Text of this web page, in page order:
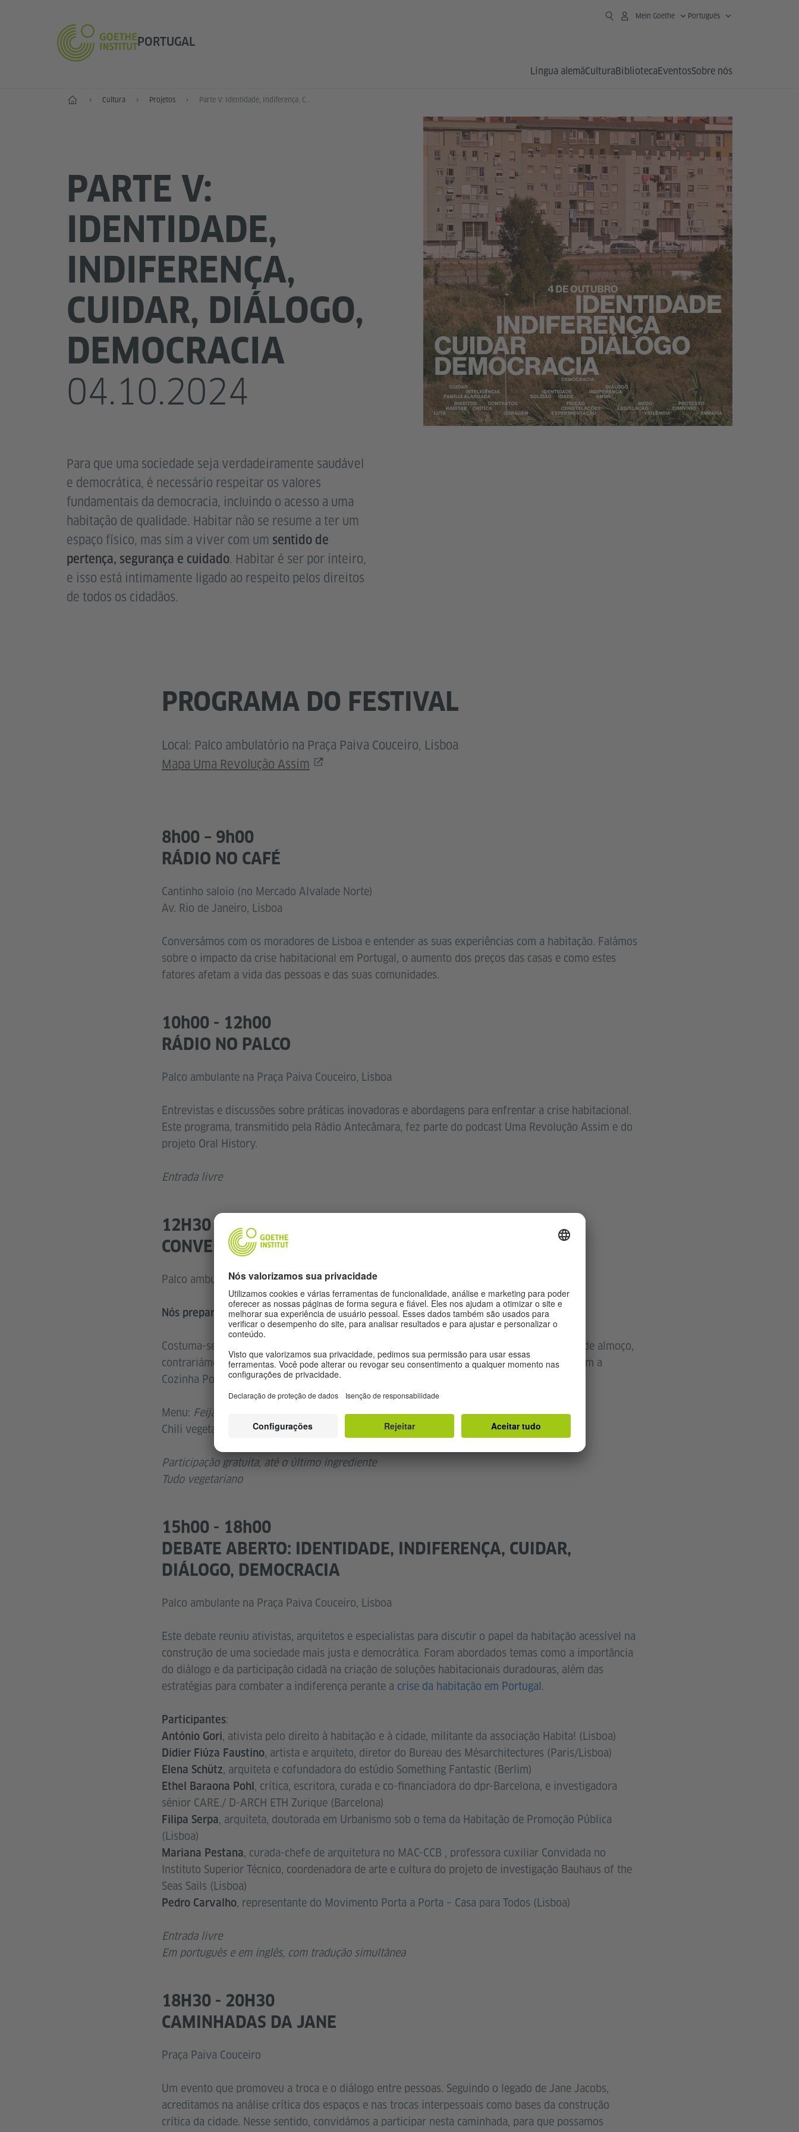
PORTUGAL
Mein Goethe Português
Língua alemãCulturaBibliotecaEventosSobre nós
Início Cultura Projetos Parte V: Identidade, Indiferença, Cuidar, Diálogo, Democracia
PARTE V:
IDENTIDADE,
INDIFERENÇA,
CUIDAR, DIÁLOGO,
DEMOCRACIA
04.10.2024
Para que uma sociedade seja verdadeiramente saudável
e democrática, é necessário respeitar os valores
fundamentais da democracia, incluindo o acesso a uma
habitação de qualidade. Habitar não se resume a ter um
espaço físico, mas sim a viver com um sentido de
pertença, segurança e cuidado. Habitar é ser por inteiro,
e isso está intimamente ligado ao respeito pelos direitos
de todos os cidadãos.
PROGRAMA DO FESTIVAL
Local: Palco ambulatório na Praça Paiva Couceiro, Lisboa
Mapa Uma Revolução Assim
8h00 – 9h00
RÁDIO NO CAFÉ
Cantinho saloio (no Mercado Alvalade Norte)
Av. Rio de Janeiro, Lisboa
Conversámos com os moradores de Lisboa e entender as suas experiências com a habitação. Falámos
sobre o impacto da crise habitacional em Portugal, o aumento dos preços das casas e como estes
fatores afetam a vida das pessoas e das suas comunidades.
10h00 - 12h00
RÁDIO NO PALCO
Palco ambulante na Praça Paiva Couceiro, Lisboa
Entrevistas e discussões sobre práticas inovadoras e abordagens para enfrentar a crise habitacional.
Este programa, transmitido pela Rádio Antecâmara, fez parte do podcast Uma Revolução Assim e do
projeto Oral History.
Entrada livre
12H30 - 14H30
CONVERSAS À MESA
Palco ambulante na Praça Paiva Couceiro, Lisboa
Nós preparámos a comida, vocês trouxeram as ideias!
Costuma-se dizer que à mesa não se discute política, futebol ou religião, mas, nesta mesa de almoço,
contrariámos essa tradição. Conversas francas e informais, num programa colaborativo com a
Cozinha Popular da Mouraria.
Menu: Feijão Feijão
Chili vegetariano com arroz
Participação gratuita, até o último ingrediente
Tudo vegetariano
15h00 - 18h00
DEBATE ABERTO: IDENTIDADE, INDIFERENÇA, CUIDAR,
DIÁLOGO, DEMOCRACIA
Palco ambulante na Praça Paiva Couceiro, Lisboa
Este debate reuniu ativistas, arquitetos e especialistas para discutir o papel da habitação acessível na
construção de uma sociedade mais justa e democrática. Foram abordados temas como a importância
do diálogo e da participação cidadã na criação de soluções habitacionais duradouras, além das
estratégias para combater a indiferença perante a crise da habitação em Portugal.
Participantes:
António Gori, ativista pelo direito à habitação e à cidade, militante da associação Habita! (Lisboa)
Didier Fiúza Faustino, artista e arquiteto, diretor do Bureau des Mésarchitectures (Paris/Lisboa)
Elena Schütz, arquiteta e cofundadora do estúdio Something Fantastic (Berlim)
Ethel Baraona Pohl , crítica, escritora, curada e co-financiadora do dpr-Barcelona, ​​​​e investigadora
sénior CARE./ D-ARCH ETH Zurique (Barcelona)
Filipa Serpa, arquiteta, doutorada em Urbanismo sob o tema da Habitação de Promoção Pública
(Lisboa)
Mariana Pestana, curada-chefe de arquitetura no MAC-CCB , professora cuxiliar Convidada no
Instituto Superior Técnico, coordenadora de arte e cultura do projeto de investigação Bauhaus of the
Seas Sails (Lisboa)
Pedro Carvalho, representante do Movimento Porta a Porta – Casa para Todos (Lisboa)
Entrada livre
Em português e em inglês, com tradução simultânea
18H30 - 20H30
CAMINHADAS DA JANE
Praça Paiva Couceiro
Um evento que promoveu a troca e o diálogo entre pessoas. Seguindo o legado de Jane Jacobs,
acreditamos na análise crítica dos espaços e nas trocas interpessoais como bases da construção
crítica da cidade. Nesse sentido, convidámos a participar nesta caminhada, para que possamos